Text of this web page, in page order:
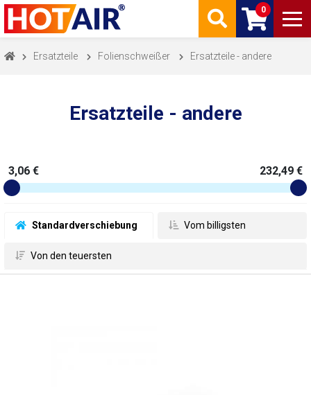
0
Ersatzteile Folienschweißer Ersatzteile - andere
Ersatzteile - andere
Standardverschiebung Vom billigsten
Von den teuersten
3,06 € 232,49 €